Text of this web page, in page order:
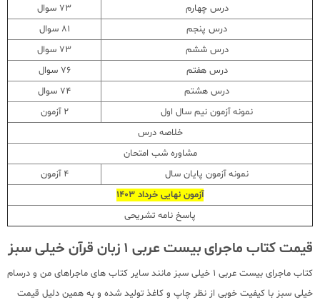
درس چهارم
73 سوال
درس پنجم
81 سوال
درس ششم
73 سوال
درس هفتم
76 سوال
درس هشتم
74 سوال
نمونه آزمون نیم سال اول
2 آزمون
خلاصه درس
مشاوره شب امتحان
نمونه آزمون پایان سال
4 آزمون
آزمون نهایی خرداد 1403
پاسخ نامه تشریحی
قیمت کتاب ماجرای بیست عربی 1 زبان قرآن خیلی سبز
کتاب ماجرای بیست عربی 1 خیلی سبز مانند سایر کتاب های ماجراهای من و درسام
خیلی سبز با کیفیت خوبی از نظر چاپ و کاغذ تولید شده و به همین دلیل قیمت